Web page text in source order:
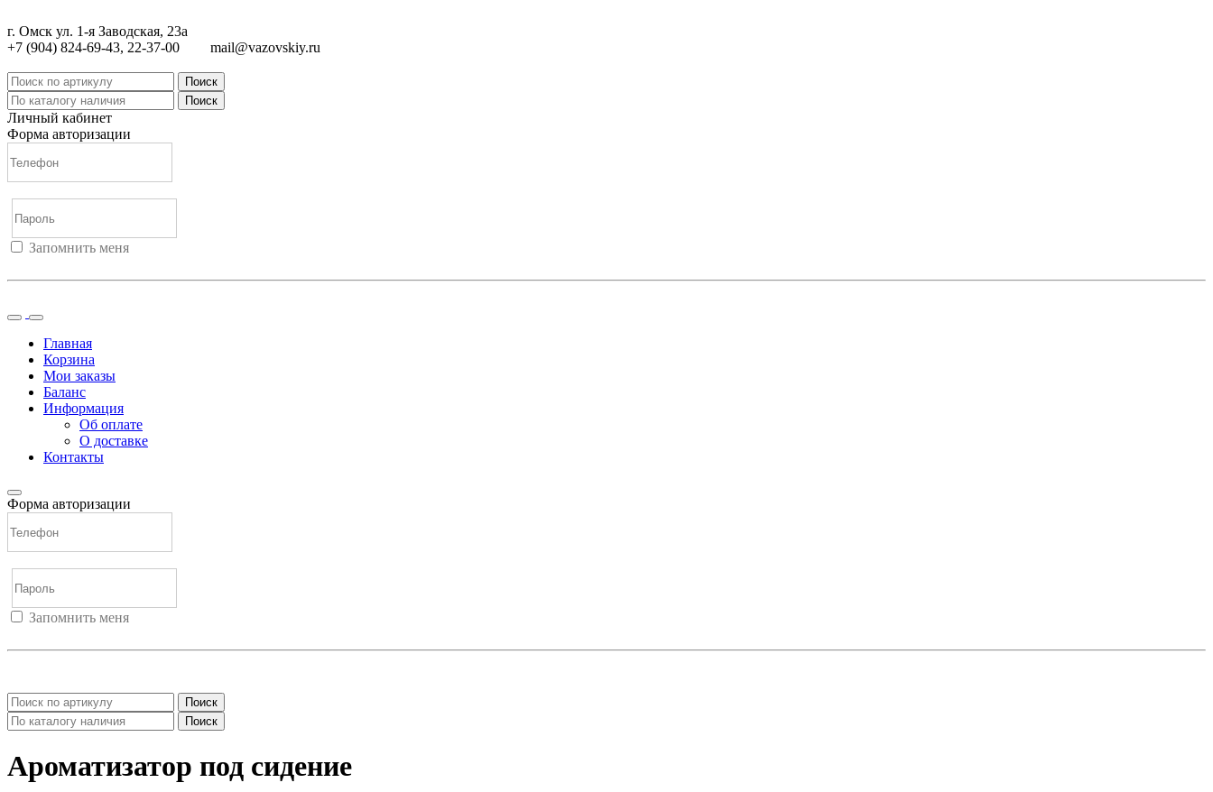
г. Омск ул. 1-я Заводская, 23а
+7 (904) 824-69-43, 22-37-00
mail@vazovskiy.ru
Поиск
Поиск
Личный кабинет
Форма авторизации
Запомнить меня
Главная
Корзина
Мои заказы
Баланс
Информация
Об оплате
О доставке
Контакты
Форма авторизации
Запомнить меня
Поиск
Поиск
Ароматизатор под сидение